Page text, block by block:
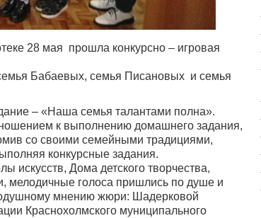
28 мая прошла конкурсно – игровая
Бабаевых, семья Писановых и семья
– «Наша семья талантами полна».
к выполнению домашнего задания,
со своими семейными традициями,
конкурсные задания.
искусств, Дома детского творчества,
мелодичные голоса пришлись по душе и
мнению жюри: Шадерковой
Краснохолмского муниципального